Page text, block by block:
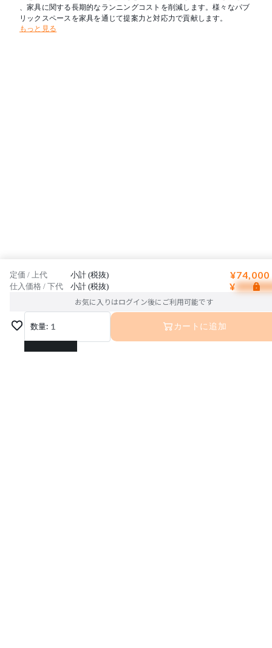
、家具に関する長期的なランニングコストを削減します。様々なパブ
リックスペースを家具を通じて提案力と対応力で貢献します。
もっと見る
定価 / 上代 小計 (税抜) ¥74,000
仕入価格 / 下代 小計 (税抜) ¥
お気に入りはログイン後にご利用可能です
数量: 1
1
カートに追加